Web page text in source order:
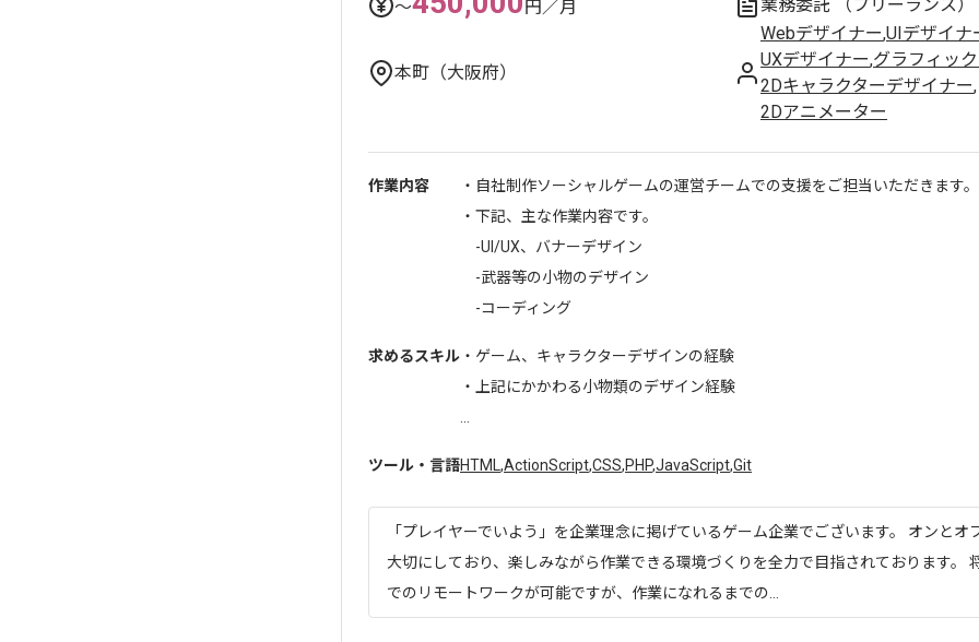
〜 円／月 業務委託 （フリーランス）
本町（大阪府）
Webデザイナー,UIデザイナ
UXデザイナー,グラフィッ
2Dキャラクターデザイナー,
2Dアニメーター
作業内容
・自社制作ソーシャルゲームの運営チームでの支援をご担当いただきます。
・下記、主な作業内容です。
-UI/UX、バナーデザイン
-武器等の小物のデザイン
-コーディング
求めるスキル ・ゲーム、キャラクターデザインの経験
・上記にかかわる小物類のデザイン経験
ツール・言語HTML ,ActionScript,CSS,PHP,JavaScript,Git
「プレイヤーでいよう」を企業理念に掲げているゲーム企業でございます。 オンとオ
大切にしており、楽しみながら作業できる環境づくりを全力で目指されております。
でのリモートワークが可能ですが、作業になれるまでの...